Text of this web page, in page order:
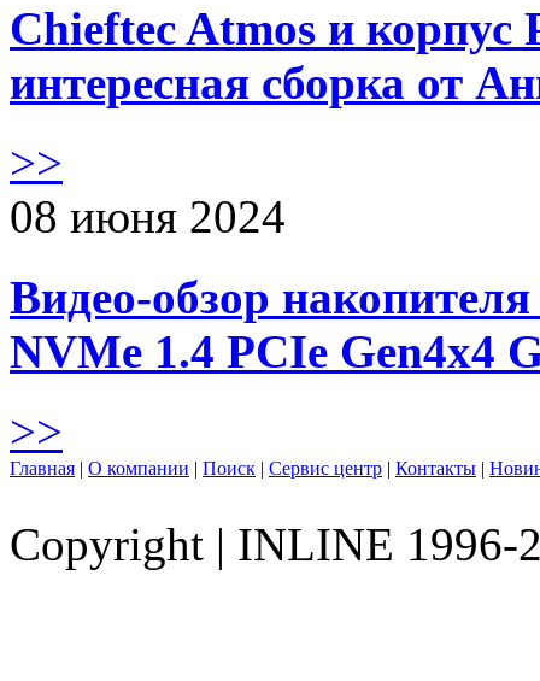
Chieftec Atmos и корпус
интересная сборка от
>>
08 июня 2024
Видео-обзор
NVMe 1.4 PCIe Gen4х4
>>
Главная | О компании | Поиск | Сервис центр | Контакты |
Copyright | INLINE 1996-